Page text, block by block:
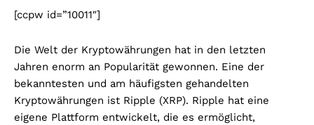
[ccpw id=”10011″]
Die Welt der Kryptowährungen hat in den letzten
Jahren enorm an Popularität gewonnen. Eine der
bekanntesten und am häufigsten gehandelten
Kryptowährungen ist Ripple (XRP). Ripple hat eine
eigene Plattform entwickelt, die es ermöglicht,